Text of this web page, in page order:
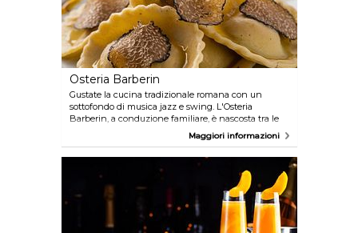
Osteria Barberin
Gustate la cucina tradizionale romana con un
sottofondo di musica jazz e swing. L'Osteria
Barberin, a conduzione familiare, è nascosta tra le
stradine del centro, ma vale la pena di cercarla per
godersi un pasto alla romana in un'atmosfera di
classe unica.
Maggiori informazioni